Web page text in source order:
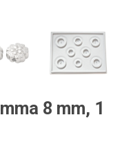
8 mm, 1